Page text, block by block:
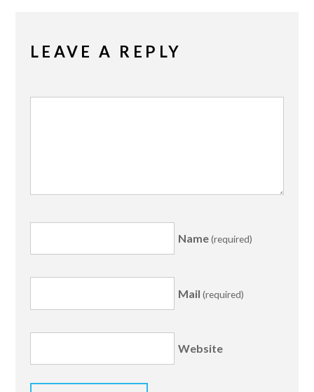
LEAVE A REPLY
Name(required)
Mail (required)
Website